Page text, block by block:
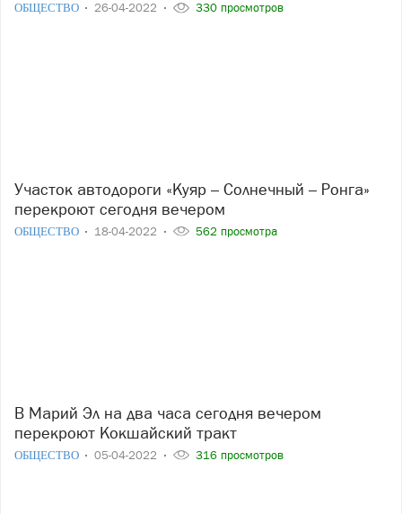
ОБЩЕСТВО 26-04-2022 330 просмотров
Участок автодороги «Куяр – Солнечный – Ронга»
перекроют сегодня вечером
ОБЩЕСТВО 18-04-2022 562 просмотра
В Марий Эл на два часа сегодня вечером
перекроют Кокшайский тракт
ОБЩЕСТВО 05-04-2022 316 просмотров